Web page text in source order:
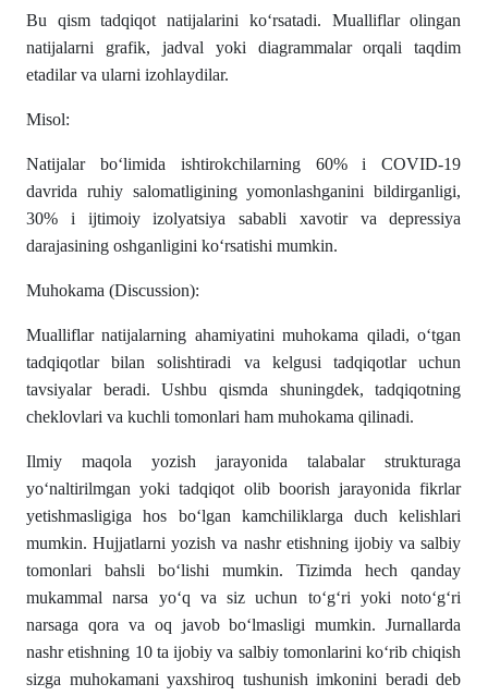
Bu qism tadqiqot natijalarini koʻrsatadi. Mualliflar olingan
natijalarni grafik, jadval yoki diagrammalar orqali taqdim
etadilar va ularni izohlaydilar.
Misol:
Natijalar boʻlimida ishtirokchilarning 60% i COVID-19
davrida ruhiy salomatligining yomonlashganini bildirganligi,
30% i ijtimoiy izolyatsiya sababli xavotir va depressiya
darajasining oshganligini koʻrsatishi mumkin.
Muhokama (Discussion):
Mualliflar natijalarning ahamiyatini muhokama qiladi, oʻtgan
tadqiqotlar bilan solishtiradi va kelgusi tadqiqotlar uchun
tavsiyalar beradi. Ushbu qismda shuningdek, tadqiqotning
cheklovlari va kuchli tomonlari ham muhokama qilinadi.
Ilmiy maqola yozish jarayonida talabalar strukturaga
yoʻnaltirilmgan yoki tadqiqot olib boorish jarayonida fikrlar
yetishmasligiga hos boʻlgan kamchiliklarga duch kelishlari
mumkin. Hujjatlarni yozish va nashr etishning ijobiy va salbiy
tomonlari bahsli boʻlishi mumkin. Tizimda hech qanday
mukammal narsa yoʻq va siz uchun toʻgʻri yoki notoʻgʻri
narsaga qora va oq javob boʻlmasligi mumkin. Jurnallarda
nashr etishning 10 ta ijobiy va salbiy tomonlarini koʻrib chiqish
sizga muhokamani yaxshiroq tushunish imkonini beradi deb